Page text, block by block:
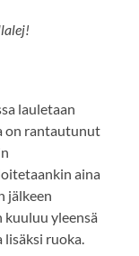
lauletaan
on rantautunut
aina
jälkeen
kuuluu yleensä
ruoka.